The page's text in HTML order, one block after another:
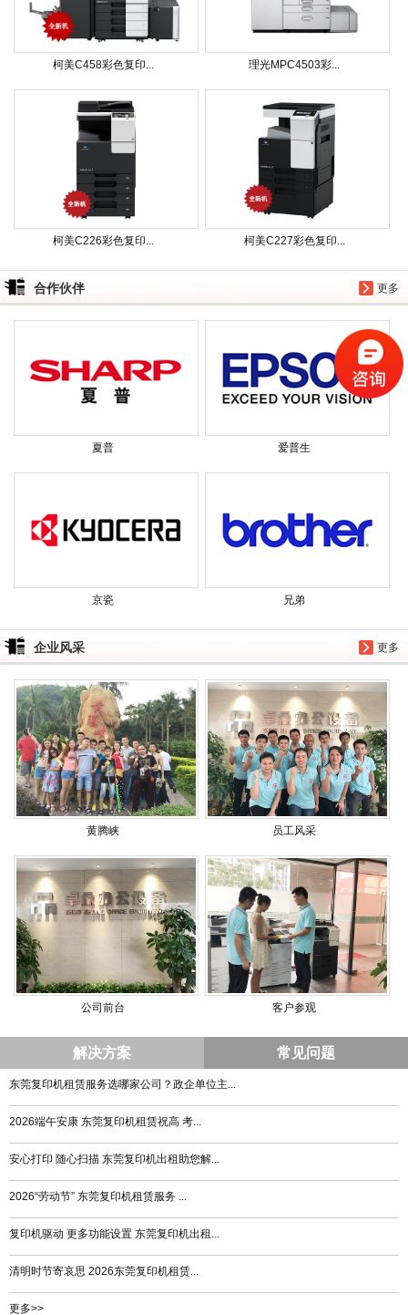
柯美C458彩色复印... 理光MPC4503彩...
柯美C226彩色复印... 柯美C227彩色复印...
更多
合作伙伴
夏普 爱普生
京瓷 兄弟
更多
企业风采
黄腾峡 员工风采
公司前台 客户参观
解决方案 常见问题
东莞复印机租赁服务选哪家公司？政企单位主...
2026端午安康 东莞复印机租赁祝高 考...
安心打印 随心扫描 东莞复印机出租助您解...
2026“劳动节” 东莞复印机租赁服务 ...
复印机驱动 更多功能设置 东莞复印机出租...
清明时节寄哀思 2026东莞复印机租赁...
更多>>